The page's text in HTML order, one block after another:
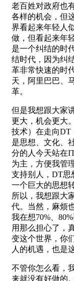
老百姓对政府也
各样的机会，但
界看起来年轻人
做，但看起来年
是一个纠结的时
结时代，因为纠
革非常快速的时
天，阿里巴巴、
革。
但是我想跟大家
更大，机会更大
技术）在走向DT
是思想、文化、
分的人今天站在
为主，方便我管
支持别人，DT思
一个巨大的思想
所以，我想跟大
代。当然，麻烦
我在想70%、
用那么担心了，
变这个世界，你
人的机遇，也是
不管你怎么看，
来就没有好做的